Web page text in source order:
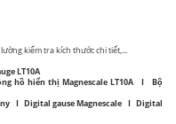
kiểm tra kích thước chi tiết,...
LT10A
hồ hiển thị Magnescale LT10A I Bộ
I Digital gause Magnescale I Digital